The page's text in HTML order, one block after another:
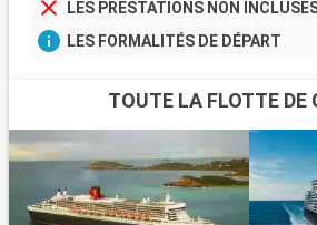
LES PRESTATIONS NON
LES FORMALITÉS DE DÉPART
TOUTE LA FLOTTE DE